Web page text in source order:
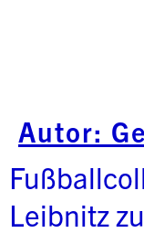
Autor:
Leibnitz